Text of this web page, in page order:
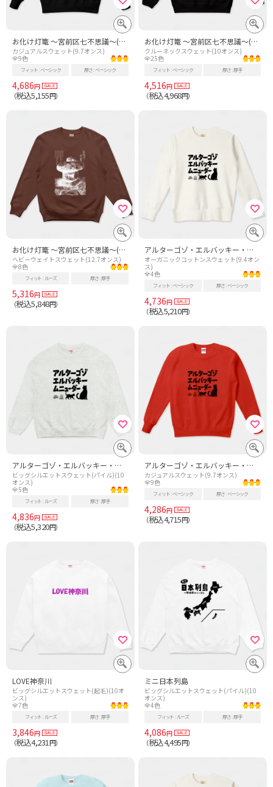
お化け灯篭 ～宮前区七不思議～(白地Ver)
カジュアルスウェット(9.7オンス)
全9色
フィット ベーシック 厚さ ベーシック
4,686円
（税込5,155円）
お化け灯篭 ～宮前区七不思議～(白地Ver)
クルーネックスウェット(10オンス)
全25色
フィット ベーシック 厚さ 厚手
4,516円
（税込4,968円）
お化け灯篭 ～宮前区七不思議～(白黒逆転Ver)
ヘビーウェイトスウェット(12.7オンス)
全8色
フィット ルーズ 厚さ 厚手
5,316円
（税込5,848円）
アルターゴゾ・エルバッキー・ムニューダー(エルバッキー) 妖怪・UMAシリーズ010
オーガニックコットンスウェット(9.4オン
ス)
全4色
フィット ベーシック 厚さ ベーシック
4,736円
（税込5,210円）
アルターゴゾ・エルバッキー・ムニューダー(エルバッキー) 妖怪・UMAシリーズ010
ビッグシルエットスウェット(パイル)(10
オンス)
全5色
フィット ルーズ 厚さ 厚手
4,836円
（税込5,320円）
アルターゴゾ・エルバッキー・ムニューダー(エルバッキー) 妖怪・UMAシリーズ010
カジュアルスウェット(9.7オンス)
全9色
フィット ベーシック 厚さ ベーシック
4,286円
（税込4,715円）
LOVE神奈川
ビッグシルエットスウェット(起毛)(10オ
ンス)
全7色
フィット ルーズ 厚さ 厚手
3,846円
（税込4,231円）
ミニ日本列島
ビッグシルエットスウェット(パイル)(10
オンス)
全4色
フィット ルーズ 厚さ 厚手
4,086円
（税込4,495円）